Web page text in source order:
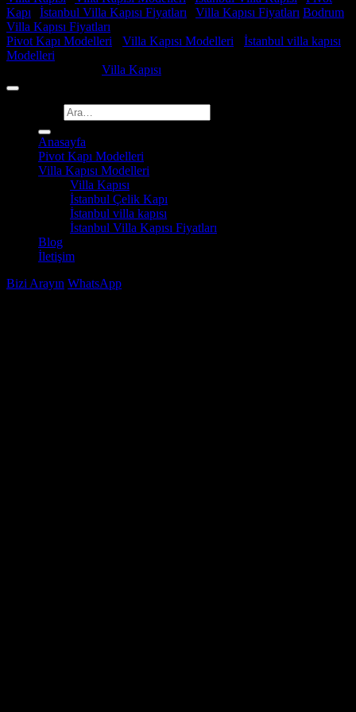
Kapı
İstanbul Villa Kapısı Fiyatları Villa Kapısı Fiyatları Bodrum
Villa Kapısı Fiyatları
Pivot Kapı Modelleri
Villa Kapısı Modelleri
İstanbul villa kapısı
Modelleri
Villa Kapısı
Anasayfa
Pivot Kapı Modelleri
Villa Kapısı Modelleri
Villa Kapısı
İstanbul Çelik Kapı
İstanbul villa kapısı
İstanbul Villa Kapısı Fiyatları
Blog
İletişim
Bizi Arayın WhatsApp